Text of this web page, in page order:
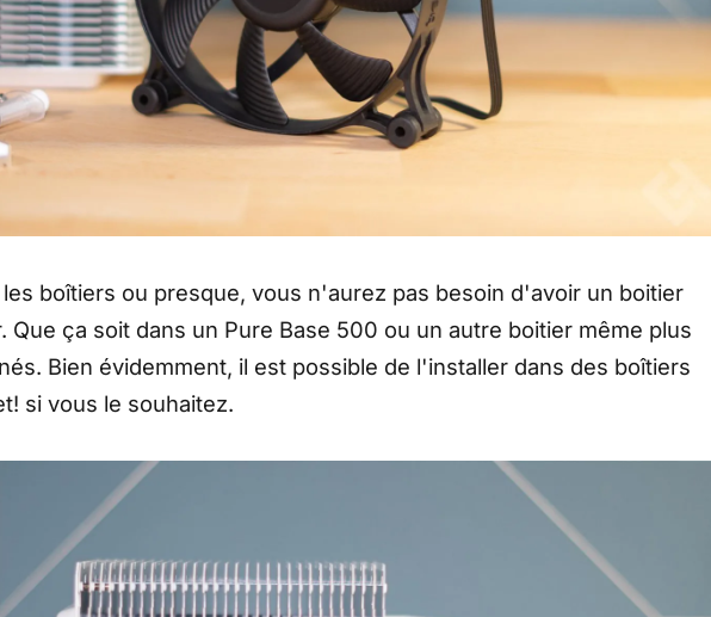
boîtiers ou presque, vous n'aurez pas besoin d'avoir un boitier
Que ça soit dans un Pure Base 500 ou un autre boitier même plus
Bien évidemment, il est possible de l'installer dans des boîtiers
si vous le souhaitez.